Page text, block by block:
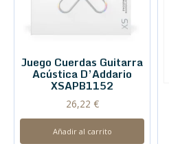
Juego Cuerdas Guitarra
Acústica D’Addario
XSAPB1152
26,22 €
Añadir al carrito